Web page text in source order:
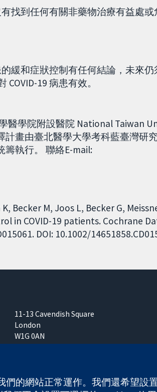
找到任何有關非藥物治療有益處或
緩和症狀控制有任何結論，未來
19 病患有效。
醫學院附設醫院 National Taiwan
計畫由臺北醫學大學考科藍臺灣研
籌執行。 聯絡E-mail:
Becker M, Joos L, Becker G,
in COVID-19 patients. Cochrane
DOI: 10.1002/
11-13 Cavendish Square
London
W1G 0AN
United Kingdom
們的網站正常運作。我們還希望設